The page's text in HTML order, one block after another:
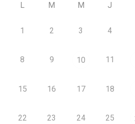
L M M J
1 2 3 4
8 9 10 11
15 16 17 18
22 23 24 25